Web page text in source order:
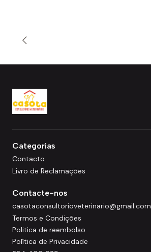
Categorias
Contacto
Livro de Reclamações
Contacte-nos
casotaconsultorioveterinario@gmail.com
Termos e Condições
Politica de reembolso
Política de Privacidade